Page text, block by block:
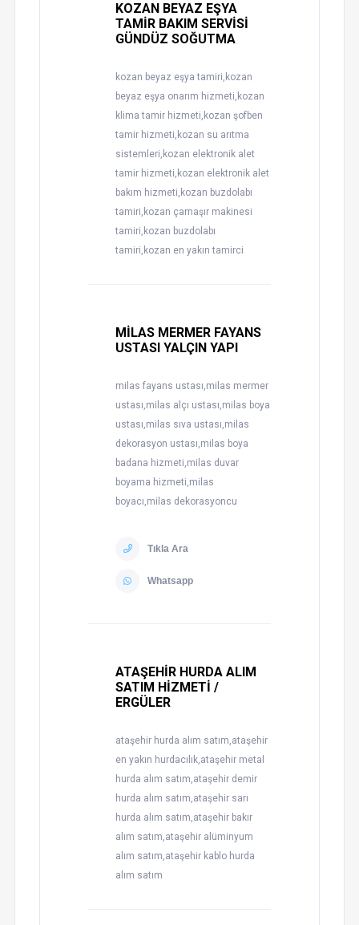
KOZAN BEYAZ EŞYA
TAMİR BAKIM SERVİSİ
GÜNDÜZ SOĞUTMA
kozan beyaz eşya tamiri,kozan
beyaz eşya onarım hizmeti,kozan
klima tamir hizmeti,kozan şofben
tamir hizmeti,kozan su arıtma
sistemleri,kozan elektronik alet
tamir hizmeti,kozan elektronik alet
bakım hizmeti,kozan buzdolabı
tamiri,kozan çamaşır makinesi
tamiri,kozan buzdolabı
tamiri,kozan en yakın tamirci
MİLAS MERMER FAYANS
USTASI YALÇIN YAPI
milas fayans ustası,milas mermer
ustası,milas alçı ustası,milas boya
ustası,milas sıva ustası,milas
dekorasyon ustası,milas boya
badana hizmeti,milas duvar
boyama hizmeti,milas
boyacı,milas dekorasyoncu
Tıkla Ara
Whatsapp
ATAŞEHİR HURDA ALIM
SATIM HİZMETİ /
ERGÜLER
ataşehir hurda alım satım,ataşehir
en yakın hurdacılık,ataşehir metal
hurda alım satım,ataşehir demir
hurda alım satım,ataşehir sarı
hurda alım satım,ataşehir bakır
alım satım,ataşehir alüminyum
alım satım,ataşehir kablo hurda
alım satım